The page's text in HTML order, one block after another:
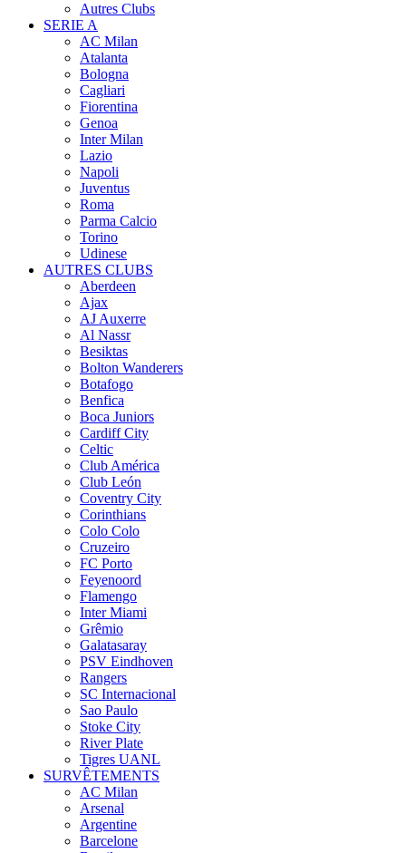
Autres Clubs
SERIE A
AC Milan
Atalanta
Bologna
Cagliari
Fiorentina
Genoa
Inter Milan
Lazio
Napoli
Juventus
Roma
Parma Calcio
Torino
Udinese
AUTRES CLUBS
Aberdeen
Ajax
AJ Auxerre
Al Nassr
Besiktas
Bolton Wanderers
Botafogo
Benfica
Boca Juniors
Cardiff City
Celtic
Club América
Club León
Coventry City
Corinthians
Colo Colo
Cruzeiro
FC Porto
Feyenoord
Flamengo
Inter Miami
Grêmio
Galatasaray
PSV Eindhoven
Rangers
SC Internacional
Sao Paulo
Stoke City
River Plate
Tigres UANL
SURVÊTEMENTS
AC Milan
Arsenal
Argentine
Barcelone